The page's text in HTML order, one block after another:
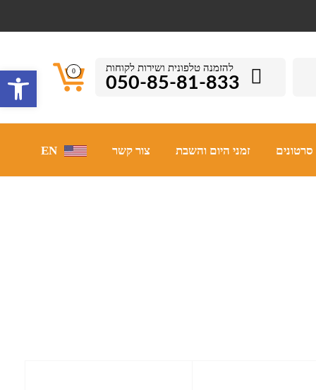
להזמנה טלפונית ושירות לקוחות
050-85-81-833
0
סרטונים זמני היום והשבת צור קשר EN
פתח